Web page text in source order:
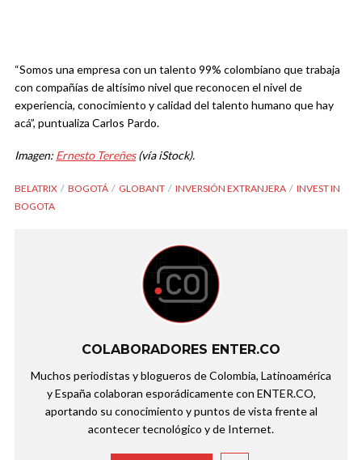
“Somos una empresa con un talento 99% colombiano que trabaja
con compañías de altísimo nivel que reconocen el nivel de
experiencia, conocimiento y calidad del talento humano que hay
acá”, puntualiza Carlos Pardo.
Imagen: Ernesto Tereñes(vía iStock).
BELATRIX BOGOTÁ GLOBANT INVERSIÓN EXTRANJERA
INVEST IN
BOGOTA
COLABORADORES ENTER.CO
Muchos periodistas y blogueros de Colombia, Latinoamérica
y España colaboran esporádicamente con ENTER.CO,
aportando su conocimiento y puntos de vista frente al
acontecer tecnológico y de Internet.